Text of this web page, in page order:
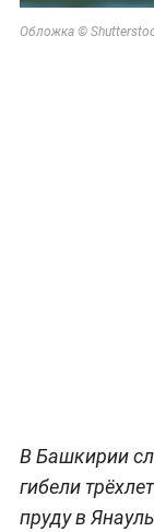
Обложка ©
В Башкирии
гибели
пруду в